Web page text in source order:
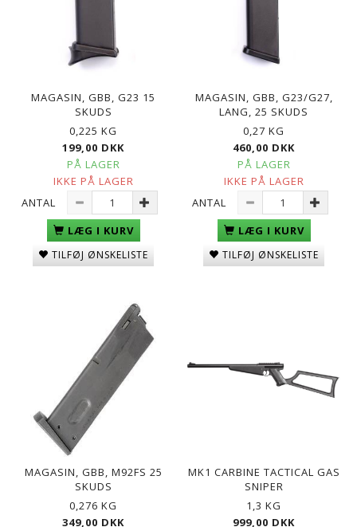
MAGASIN, GBB, G23 15
SKUDS
0,225 KG
199,00 DKK
PÅ LAGER
IKKE PÅ LAGER
ANTAL
LÆG I KURV
TILFØJ ØNSKELISTE
MAGASIN, GBB, G23/G27,
LANG, 25 SKUDS
0,27 KG
460,00 DKK
PÅ LAGER
IKKE PÅ LAGER
ANTAL
LÆG I KURV
TILFØJ ØNSKELISTE
MAGASIN, GBB, M92FS 25
SKUDS
0,276 KG
349,00 DKK
MK1 CARBINE TACTICAL GAS
SNIPER
1,3 KG
999,00 DKK